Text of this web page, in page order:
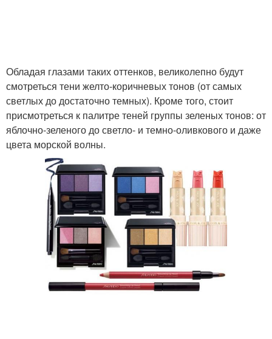
Обладая глазами таких оттенков, великолепно будут
смотреться тени желто-коричневых тонов (от самых
светлых до достаточно темных). Кроме того, стоит
присмотреться к палитре теней группы зеленых тонов: от
яблочно-зеленого до светло- и темно-оливкового и даже
цвета морской волны.